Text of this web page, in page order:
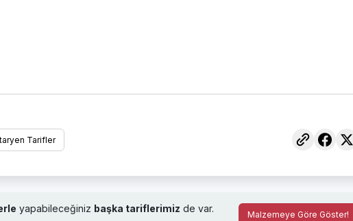
Tarifler
yapabileceğiniz başka tariflerimiz de var.
Malzemeye Göre Göster!